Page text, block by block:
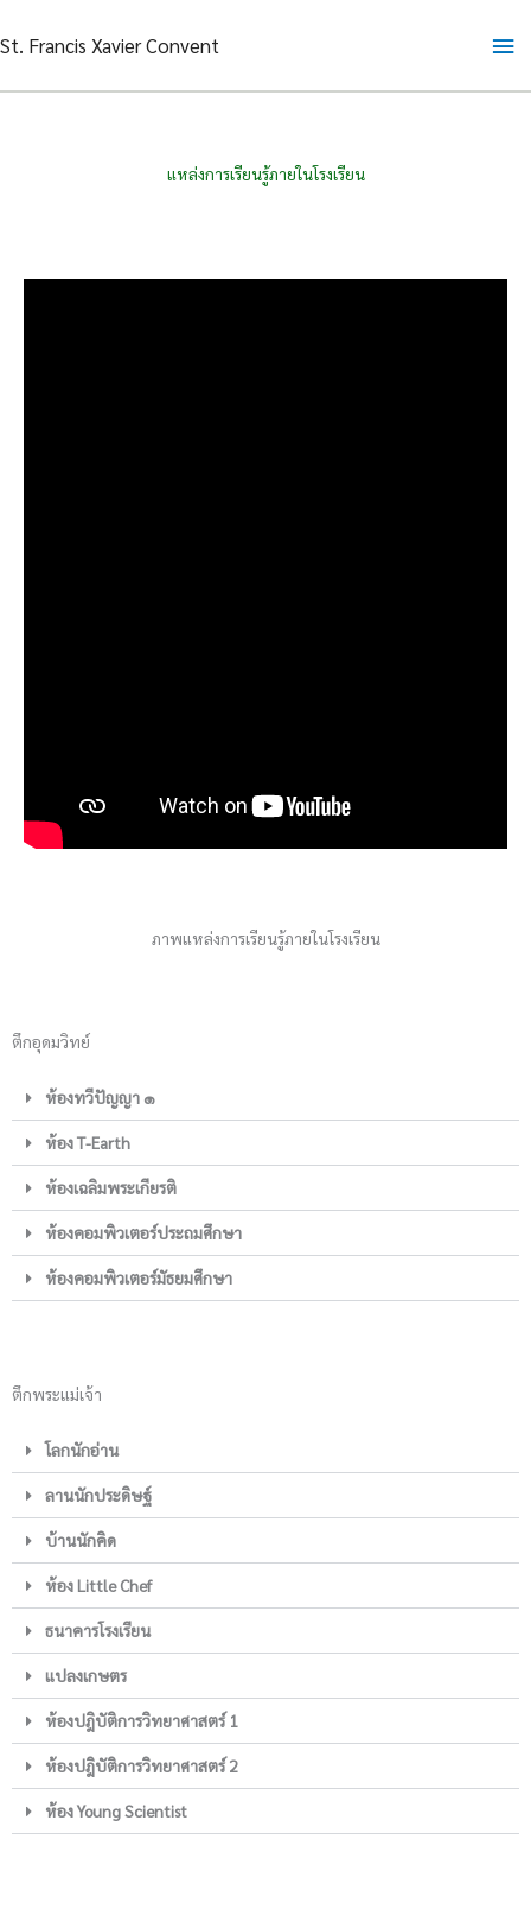
to
St. Francis Xavier Convent
แหล่งการเรียนรู้ภายในโรงเรียน
ภาพแหล่งการเรียนรู้ภายในโรงเรียน
ตึกอุดมวิทย์
ห้องทวีปัญญา ๑
ห้อง T-Earth
ห้องเฉลิมพระเกียรติ
ห้องคอมพิวเตอร์ประถมศึกษา
ห้องคอมพิวเตอร์มัธยมศึกษา
ตึกพระแม่เจ้า
โลกนักอ่าน
ลานนักประดิษฐ์
บ้านนักคิด
ห้อง Little Chef
ธนาคารโรงเรียน
แปลงเกษตร
ห้องปฎิบัติการวิทยาศาสตร์ 1
ห้องปฎิบัติการวิทยาศาสตร์ 2
ห้อง Young Scientist